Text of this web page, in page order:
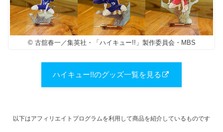
© 古舘春一／集英社・「ハイキュー!!」製作委員会・MBS
ハイキュー!!のグッズ一覧を見る
以下はアフィリエイトプログラムを利用して商品を紹介しているものです